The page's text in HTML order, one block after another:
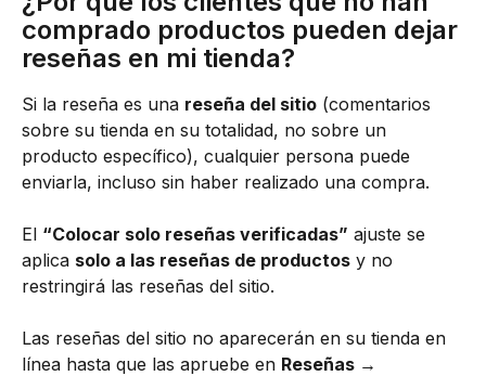
comprado productos pueden dejar
reseñas en mi tienda?
Si la reseña es una reseña del sitio (comentarios
sobre su tienda en su totalidad, no sobre un
producto específico), cualquier persona puede
enviarla, incluso sin haber realizado una compra.
El “Colocar solo reseñas verificadas” ajuste se
aplica solo a las reseñas de productos y no
restringirá las reseñas del sitio.
Las reseñas del sitio no aparecerán en su tienda en
línea hasta que las apruebe en Reseñas →